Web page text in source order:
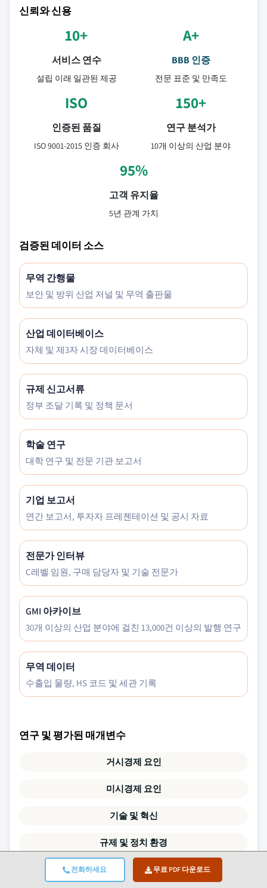
전화하세요 무료 PDF 다운로드
신뢰와 신용
10+
서비스 연수
설립 이래 일관된 제공
A+
BBB 인증
전문 표준 및 만족도
ISO
인증된 품질
ISO 9001-2015 인증 회사
150+
연구 분석가
10개 이상의 산업 분야
95%
고객 유지율
5년 관계 가치
검증된 데이터 소스
무역 간행물
보안 및 방위 산업 저널 및 무역 출판물
산업 데이터베이스
자체 및 제3자 시장 데이터베이스
규제 신고서류
정부 조달 기록 및 정책 문서
학술 연구
대학 연구 및 전문 기관 보고서
기업 보고서
연간 보고서, 투자자 프레젠테이션 및 공시 자료
전문가 인터뷰
C레벨 임원, 구매 담당자 및 기술 전문가
GMI 아카이브
30개 이상의 산업 분야에 걸친 13,000건 이상의 발행 연구
무역 데이터
수출입 물량, HS 코드 및 세관 기록
연구 및 평가된 매개변수
거시경제 요인
미시경제 요인
기술 및 혁신
규제 및 정치 환경
인구 통계